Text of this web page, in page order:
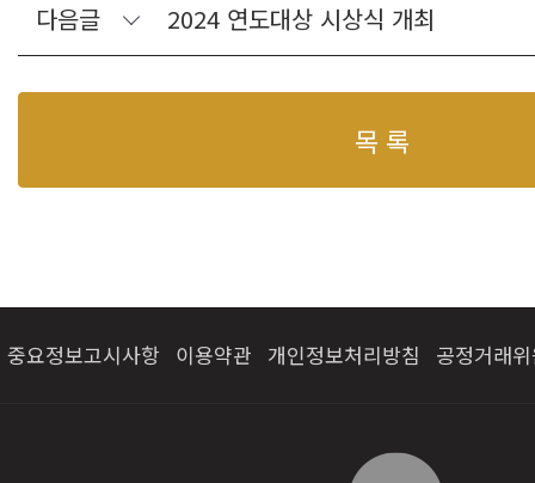
다음글 2024 연도대상 시상식 개최
목 록
중요정보고시사항 이용약관 개인정보처리방침 공정거래